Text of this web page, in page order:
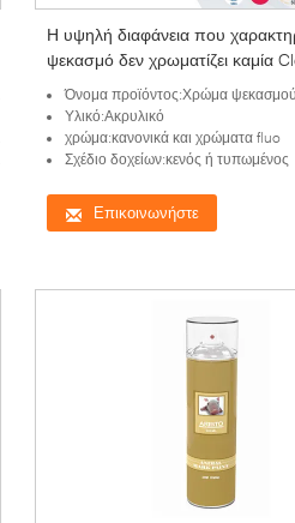
Η υψηλή διαφάνεια που
ψεκασμό δεν χρωματίζει καμία
αερολύματος σημείων ερευνών
χαρακτηρίζοντας το χρώμα 500ml
Όνομα προϊόντος:Χρώμα ψεκασμού σημαδιών
Υλικό:Ακρυλικό
χρώμα:κανονικά και χρώματα fluo
Σχέδιο δοχείων:κενός ή τυπωμένος
Επικοινωνήστε